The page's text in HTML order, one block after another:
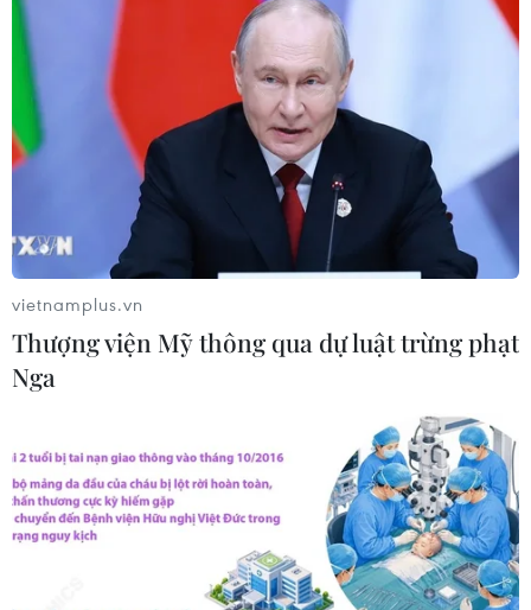
Ba Lan thảo luận việc thành lập căn
cứ quân sự thường trực với Mỹ
06/08/2026 00:06
Liên hợp quốc: Xung đột Ukraine trải
qua tháng đẫm máu nhất
05/08/2026 23:47
Đức điều tra vụ UAV gắn thuốc nổ
xuất hiện tại sân bay
Bất ổn địa chính trị kìm hãm tăng
vietnamplus.vn
Thượng viện Mỹ thông qua dự luật trừng phạt
Nga